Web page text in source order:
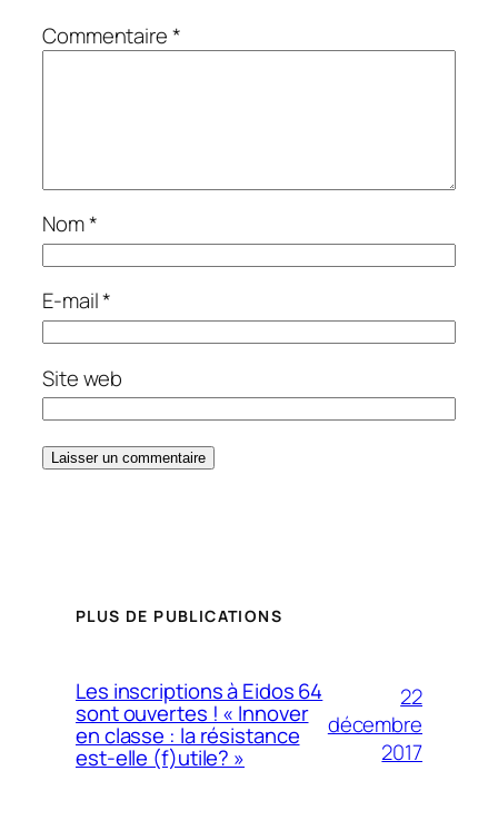
Commentaire*
Nom*
E-mail*
Site web
PLUS DE PUBLICATIONS
Les inscriptions à Eidos 64
sont ouvertes ! « Innover
en classe : la résistance
est-elle (f)utile? »
22
décembre
2017